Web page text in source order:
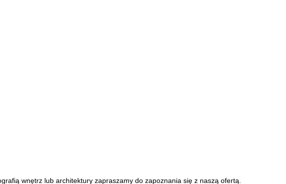
wnętrz lub architektury zapraszamy do zapoznania się z naszą ofertą.